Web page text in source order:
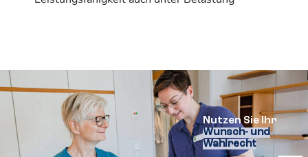
Nutzen Sie Ihr
Wunsch- und
Wahlrecht